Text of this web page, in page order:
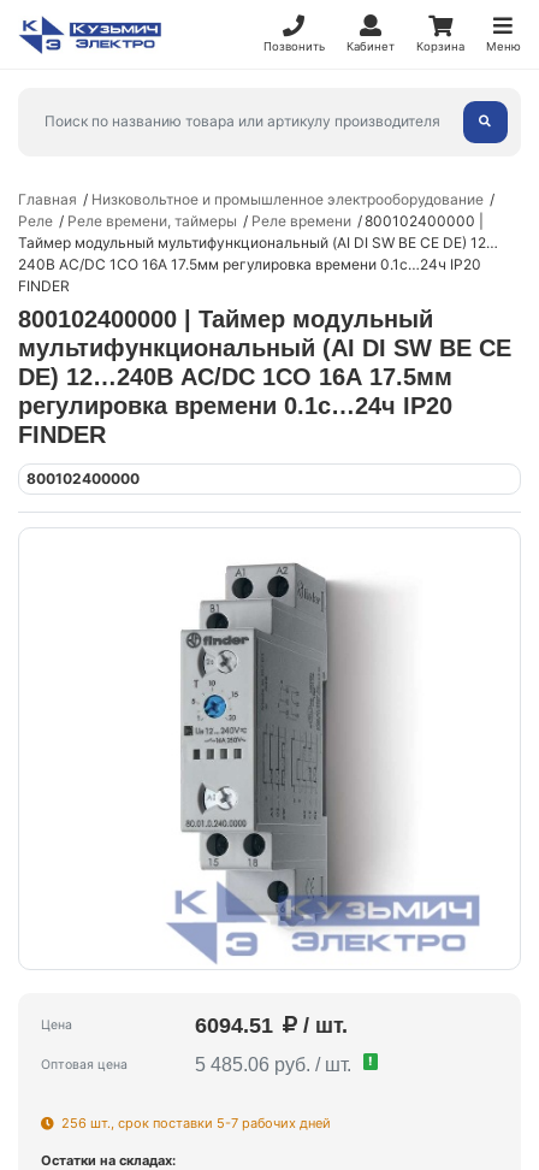
Позвонить Кабинет Корзина Меню
Главная
Низковольтное и промышленное электрооборудование
Реле
Реле времени, таймеры Реле времени
800102400000 |
Таймер модульный мультифункциональный (AI DI SW BE CE DE) 12…
240В AC/DC 1CO 16А 17.5мм регулировка времени 0.1с…24ч IP20
FINDER
800102400000 | Таймер модульный
мультифункциональный (AI DI SW BE CE
DE) 12…240В AC/DC 1CO 16А 17.5мм
регулировка времени 0.1с…24ч IP20
FINDER
800102400000
Цена 6094.51 / шт.
Оптовая цена 5 485.06 руб. / шт. !
256 шт., срок поставки 5-7 рабочих дней
Остатки на складах: